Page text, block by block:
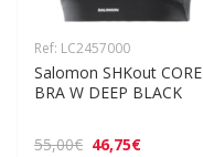
Ref: LC2457000
Salomon SHKout CORE
BRA W DEEP BLACK
55,00€ 46,75€